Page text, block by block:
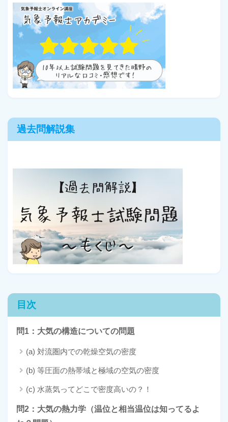
過去問解説集
目次
問1：大気の構造についての問題
(a) 対流圏内での乾燥空気の密度
(b) 等圧面の熱帯域と極域の空気の密度
(c) 水蒸気ってどこで密度高いの？！
問2：大気の熱力学（温位と相当温位は知ってるよ